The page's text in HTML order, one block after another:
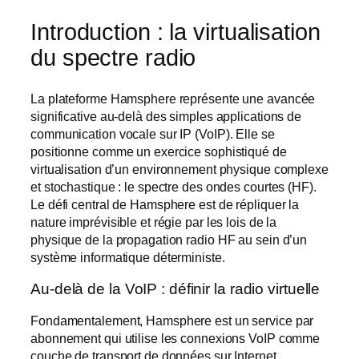
Introduction : la virtualisation
du spectre radio
La plateforme Hamsphere représente une avancée
significative au-delà des simples applications de
communication vocale sur IP (VoIP). Elle se
positionne comme un exercice sophistiqué de
virtualisation d’un environnement physique complexe
et stochastique : le spectre des ondes courtes (HF).
Le défi central de Hamsphere est de répliquer la
nature imprévisible et régie par les lois de la
physique de la propagation radio HF au sein d’un
système informatique déterministe.
Au-delà de la VoIP : définir la radio virtuelle
Fondamentalement, Hamsphere est un service par
abonnement qui utilise les connexions VoIP comme
couche de transport de données sur Internet